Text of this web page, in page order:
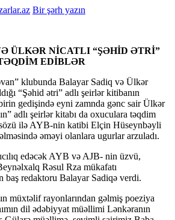
Bir şərh yazın
ÜLKƏR NİCATLI “ŞƏHİD ƏTRİ”
EDİBLƏR
klubunda Balayar Sadiq və Ülkər
“Şəhid ətri” adlı şeirlər kitibanın
gedişində eyni zamnda gənc sair Ülkər
adlı şeirlər kitabı da oxuculara təqdim
ilə AYB-nin katibi Elçin Hüseynbəyli
əməyi olanlara ugurlar arzuladı.
edəcək AYB və AJB- nin üzvü,
Rəsul Rza mükafatı
baş redaktoru Balayar Sadiqə verdi.
müxtəlif rayonlarından gəlmiş poeziya
dil ədəbiyyat müəllimi Lənkəranın